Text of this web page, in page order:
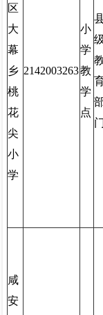
区
大
幕
乡
桃
花
尖
小
学
2142003263
小
学
教
学
点
门
咸
安